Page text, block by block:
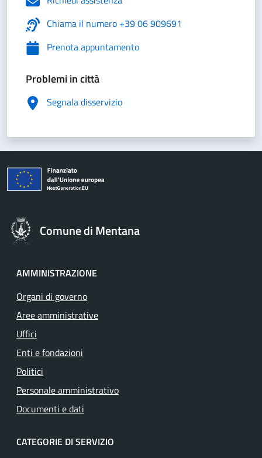
Chiama il numero +39 06 909691
Prenota appuntamento
Problemi in città
Segnala disservizio
Comune di Mentana
AMMINISTRAZIONE
Organi di governo
Aree amministrative
Uffici
Enti e fondazioni
Politici
Personale amministrativo
Documenti e dati
CATEGORIE DI SERVIZIO